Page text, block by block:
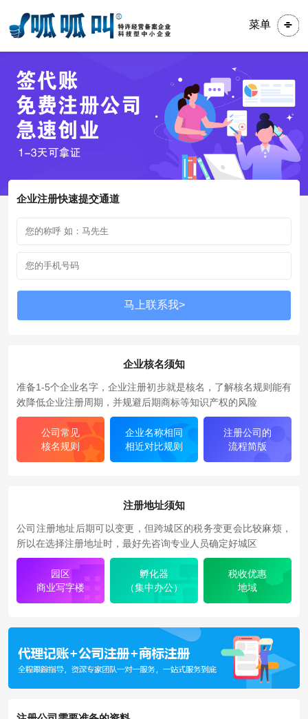
菜单
企业注册快速提交通道
企业核名须知
准备1-5个企业名字，企业注册初步就是核名，了解核名规则能有
效降低企业注册周期，并规避后期商标等知识产权的风险
公司常见
核名规则
企业名称相同
相近对比规则
注册公司的
流程简版
注册地址须知
公司注册地址后期可以变更，但跨城区的税务变更会比较麻烦，
所以在选择注册地址时，最好先咨询专业人员确定好城区
园区
商业写字楼
孵化器
（集中办公）
税收优惠
地域